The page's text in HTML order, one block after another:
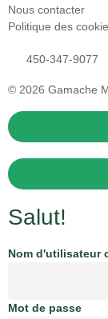
Nous contacter
Politique des
450-347-9077
© 2026 Gamache
Salut!
Nom d'utilisateur
Mot de passe